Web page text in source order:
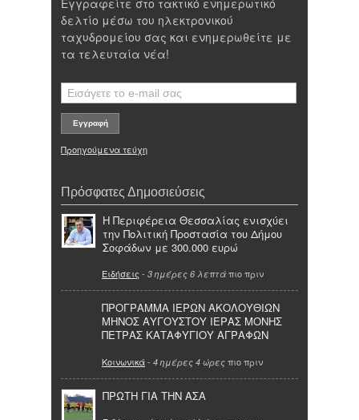
Εγγραφείτε στο τακτικό ενημερωτικό
δελτίο μέσω του ηλεκτρονικού
ταχυδρομείου σας και ενημερωθείτε με
τα τελευταία νέα!
Προηγούμενα τεύχη
Πρόσφατες Δημοσιεύσεις
Η Περιφέρεια Θεσσαλίας ενισχύει
την Πολιτική Προστασία του Δήμου
Σοφάδων με 300.000 ευρώ
Ειδήσεις - 3 ημέρες 6 λεπτά πιο πριν
ΠΡΟΓΡΑΜΜΑ ΙΕΡΩΝ ΑΚΟΛΟΥΘΙΩΝ
ΜΗΝΟΣ ΑΥΓΟΥΣΤΟΥ ΙΕΡΑΣ ΜΟΝΗΣ
ΠΕΤΡΑΣ ΚΑΤΑΦΥΓΙΟΥ ΑΓΡΑΦΩΝ
Κοινωνικά- 4 ημέρες 4 ώρες πιο πριν
ΠΡΩΤΗ ΓΙΑ ΤΗΝ ΑΣΑ